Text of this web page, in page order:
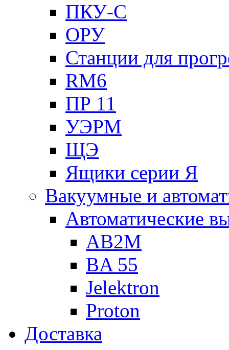
ПКУ-С
ОРУ
Станции для
RM6
ПР 11
УЭРМ
ЩЭ
Ящики серии Я
Вакуумные и
Автоматические
AB2M
BA 55
Jelektron
Proton
Доставка